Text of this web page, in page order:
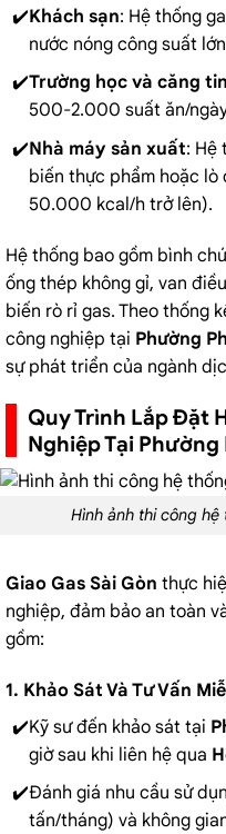
Khách sạn: Hệ thống
nước nóng công suất
Trường học và căng tin
500-2.000 suất ăn/
Nhà máy sản xuất: Hệ
biến thực phẩm hoặc
50.000 kcal/h trở lên).
Hệ thống bao gồm bình
ống thép không gỉ, van
biến rò rỉ gas. Theo thống
công nghiệp tại Phường
sự phát triển của ngành
Quy Trình Lắp Đặt
Nghiệp Tại Phường
Hình ảnh thi công
Giao Gas Sài Gòn thực
nghiệp, đảm bảo an toàn
gồm:
1. Khảo Sát Và Tư Vấn
Kỹ sư đến khảo sát tại
giờ sau khi liên hệ qua
Đánh giá nhu cầu sử
tấn/tháng) và không